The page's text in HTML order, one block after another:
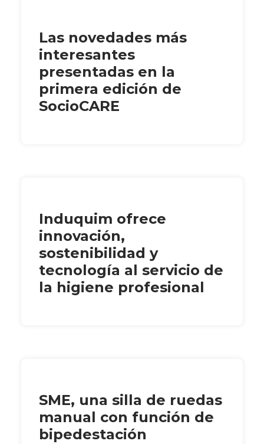
Las novedades más
interesantes
presentadas en la
primera edición de
SocioCARE
Induquim ofrece
innovación,
sostenibilidad y
tecnología al servicio de
la higiene profesional
SME, una silla de ruedas
manual con función de
bipedestación